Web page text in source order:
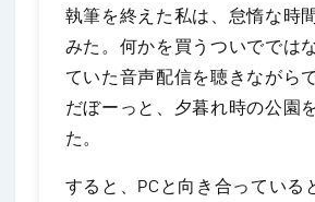
執筆を終えた私は、怠惰な時
みた。何かを買うついででは
ていた音声配信を聴きながら
だぼーっと、夕暮れ時の公園
た。
すると、PCと向き合っている